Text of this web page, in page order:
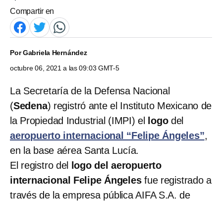
Compartir en
PorGabriela Hernández
octubre 06, 2021 a las 09:03 GMT-5
La Secretaría de la Defensa Nacional
(Sedena) registró ante el Instituto Mexicano de
la Propiedad Industrial (IMPI) el
logo del
aeropuerto internacional “Felipe Ángeles”,
en la base aérea Santa Lucía.
El registro del
logo del aeropuerto
internacional Felipe Ángelesfue registrado a
través de la empresa pública AIFA S.A. de